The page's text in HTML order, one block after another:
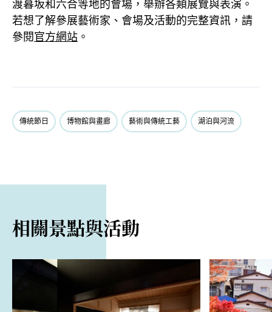
若想了解參展藝術家、會場及活動的完整資訊，請
參閱官方網站 。
傳統節日 博物館與畫廊 藝術與傳統工藝 湖泊與河流
相關景點與活動